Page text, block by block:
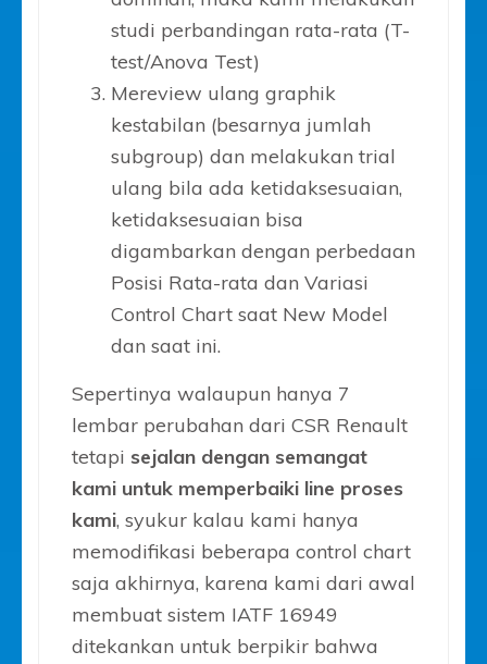
studi perbandingan rata-rata (T-
test/Anova Test)
Mereview ulang graphik
kestabilan (besarnya jumlah
subgroup) dan melakukan trial
ulang bila ada ketidaksesuaian,
ketidaksesuaian bisa
digambarkan dengan perbedaan
Posisi Rata-rata dan Variasi
Control Chart saat New Model
dan saat ini.
Sepertinya walaupun hanya 7
lembar perubahan dari CSR Renault
tetapi sejalan dengan semangat
kami untuk memperbaiki line proses
kami, syukur kalau kami hanya
memodifikasi beberapa control chart
saja akhirnya, karena kami dari awal
membuat sistem IATF 16949
ditekankan untuk berpikir bahwa